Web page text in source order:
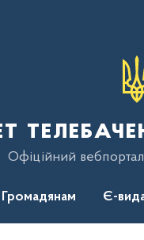
Офіційний
Громадянам Є-